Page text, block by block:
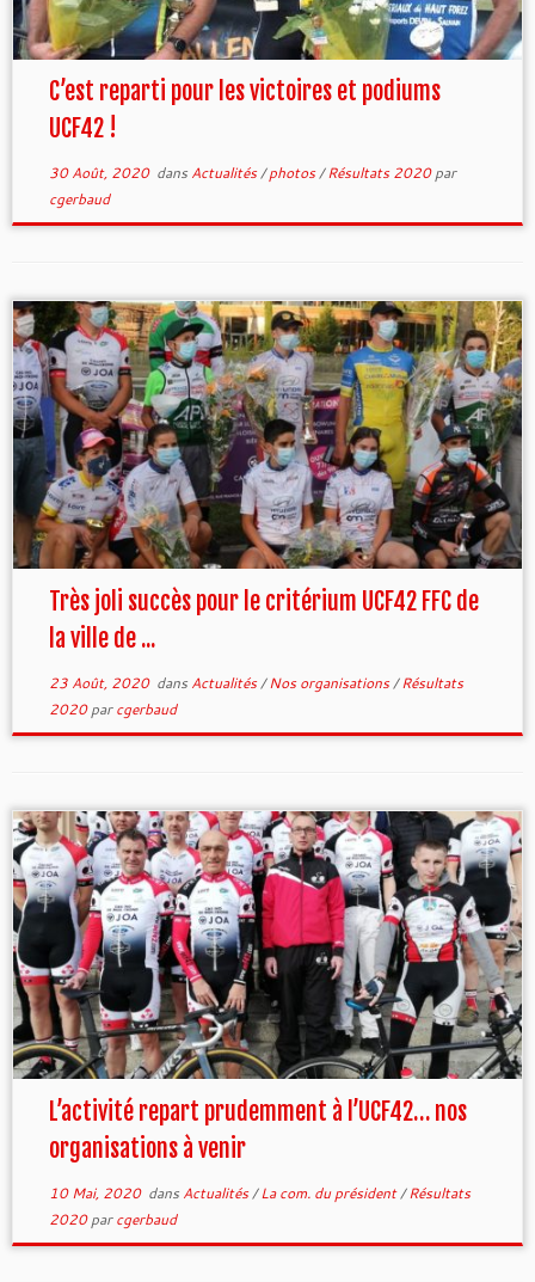
C’est reparti pour les victoires et podiums
UCF42 !
30 Août, 2020dans Actualités/photos/Résultats 2020par
cgerbaud
Très joli succès pour le critérium UCF42 FFC de
la ville de ...
23 Août, 2020dans Actualités/Nos organisations/Résultats
2020parcgerbaud
L’activité repart prudemment à l’UCF42… nos
organisations à venir
10 Mai, 2020dans Actualités/La com. du président/Résultats
2020parcgerbaud